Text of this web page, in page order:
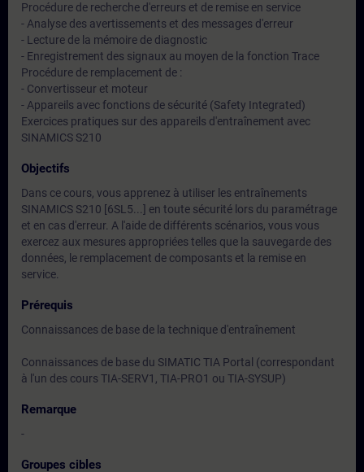
Procédure de recherche d'erreurs et de remise en service
- Analyse des avertissements et des messages d'erreur
- Lecture de la mémoire de diagnostic
- Enregistrement des signaux au moyen de la fonction Trace
Procédure de remplacement de :
- Convertisseur et moteur
- Appareils avec fonctions de sécurité (Safety Integrated)
Exercices pratiques sur des appareils d'entraînement avec
SINAMICS S210
Objectifs
Dans ce cours, vous apprenez à utiliser les entraînements
SINAMICS S210 [6SL5...] en toute sécurité lors du paramétrage
et en cas d'erreur. A l'aide de différents scénarios, vous vous
exercez aux mesures appropriées telles que la sauvegarde des
données, le remplacement de composants et la remise en
service.
Prérequis
Connaissances de base de la technique d'entraînement
Connaissances de base du SIMATIC TIA Portal (correspondant
à l'un des cours TIA-SERV1, TIA-PRO1 ou TIA-SYSUP)
Remarque
-
Groupes cibles